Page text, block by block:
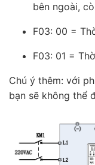
bên ngoài,
F03: 00 =
F03: 01 =
Chú ý thêm: với
bạn sẽ không thể